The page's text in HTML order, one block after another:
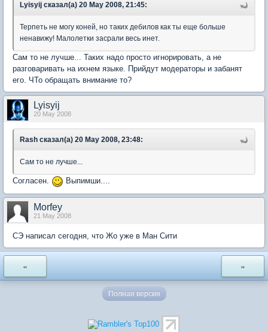
Lyisyij сказал(а) 20 May 2008, 21:45:
Терпеть не могу коней, но таких дебилов как ты еще больше
ненавижу! Малолетки засрали весь инет.
Сам то не лучше... Таких надо просто игнорировать, а не
разговаривать на ихнем языке. Прийдут модераторы и забанят
его. ЧТо обращать внимание то?
Lyisyij
20 May 2008
Rash сказал(а) 20 May 2008, 23:48:
Сам то не лучше...
Согласен. Выпимши....
Morfey
21 May 2008
СЭ написал сегодня, что Жо уже в Ман Сити
« »
Полная версия